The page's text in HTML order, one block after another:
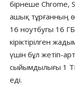
бірнеше Chrome,
ашық тұрғанның
16 ноутбугы 16
кіріктірілген
үшін бұл жетіп-
сыйымдылығы 1
еді.